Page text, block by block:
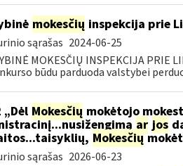
mokesčių inspekcija prie
sąrašas 2024-06-25
MOKESČIŲ INSPEKCIJA PRIE
būdu parduoda valstybei
„Dėl Mokesčių mokėtojo
ar jos
Mokesčių
sąrašas 2026-06-23